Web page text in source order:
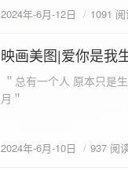
数可以改为
= array( "img/1.jpg", "img/2.jpg", ); $filename = "down/img.zip"; // 压缩包存放路径与名称 $zip = new
ZipArchive(); $zip-
$file){ $zip->addFile($file,basename($file)); //向压缩包中添加文件 } $zip->close(); //关闭压缩包 打包某
个文件夹（包含子文件夹
为'.'和‘..’，不要对他们进行操作 if (is_dir($path . "/" . $filename)) { // 如果读取的某个对
2024年-6月-12日 1091
2024-6-10
映画美图|爱你是我
＂总有一个人 原本只是
月＂
2024年-6月-10日 937 阅